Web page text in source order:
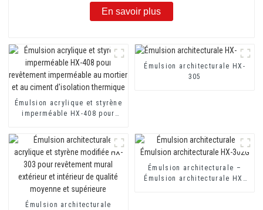
En savoir plus
Émulsion acrylique et styrène
imperméable HX-408 pour
mortier et au ciment
d'isolation thermique
Émulsion architecturale HX-
305
Émulsion architecturale
Émulsion architecturale –
Émulsion architecturale HX-